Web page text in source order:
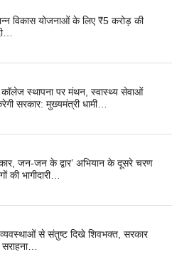
विकास योजनाओं के लिए ₹5 करोड़ की
कॉलेज स्थापना पर मंथन, स्वास्थ्य सेवाओं
सरकार: मुख्यमंत्री धामी…
जन-जन के द्वार’ अभियान के दूसरे चरण
की भागीदारी…
व्यवस्थाओं से संतुष्ट दिखे शिवभक्त, सरकार